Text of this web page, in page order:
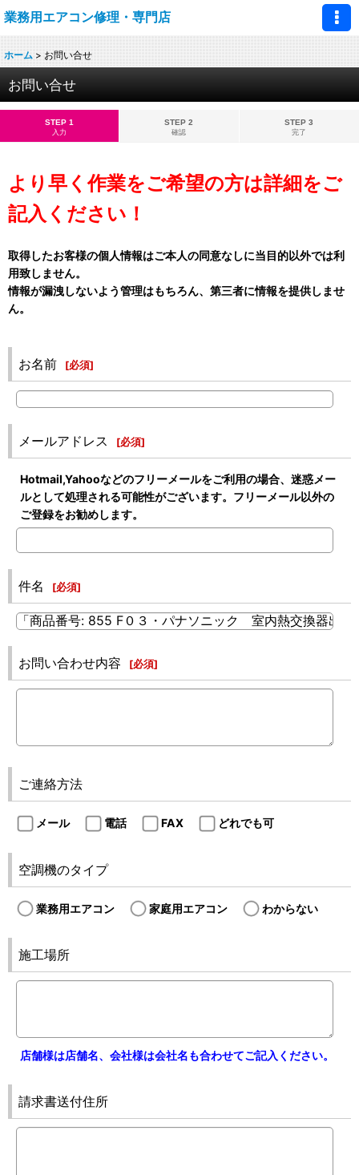
業務用エアコン修理・専門店
ホーム > お問い合せ
お問い合せ
STEP 1
入力
STEP 2
確認
STEP 3
完了
より早く作業をご希望の方は詳細をご
記入ください！
取得したお客様の個人情報はご本人の同意なしに当目的以外では利
用致しません。
情報が漏洩しないよう管理はもちろん、第三者に情報を提供しませ
ん。
お名前 [必須]
メールアドレス [必須]
Hotmail,Yahooなどのフリーメールをご利用の場合、迷惑メー
ルとして処理される可能性がございます。フリーメール以外の
ご登録をお勧めします。
件名 [必須]
お問い合わせ内容 [必須]
ご連絡方法
メール 電話 FAX どれでも可
空調機のタイプ
業務用エアコン 家庭用エアコン わからない
施工場所
店舗様は店舗名、会社様は会社名も合わせてご記入ください。
請求書送付住所